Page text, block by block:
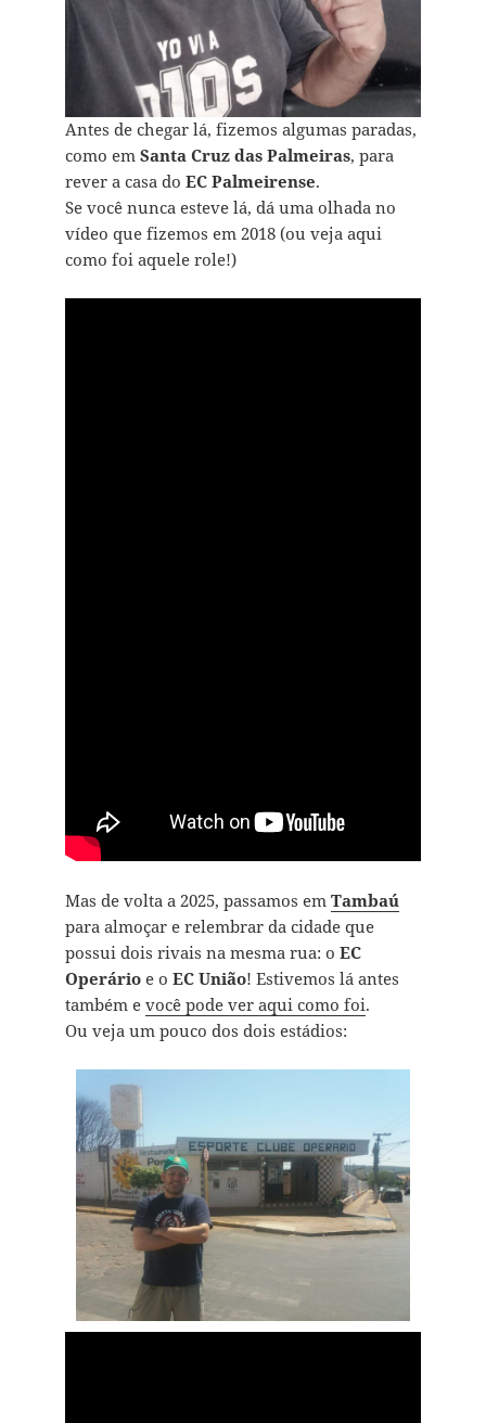
Antes de chegar lá, fizemos algumas paradas,
como em Santa Cruz das Palmeiras, para
rever a casa do EC Palmeirense.
Se você nunca esteve lá, dá uma olhada no
vídeo que fizemos em 2018 (ou veja aqui
como foi aquele role!)
Mas de volta a 2025, passamos em Tambaú
para almoçar e relembrar da cidade que
possui dois rivais na mesma rua: o EC
Operárioe o EC União! Estivemos lá antes
também e você pode ver aqui como foi.
Ou veja um pouco dos dois estádios: